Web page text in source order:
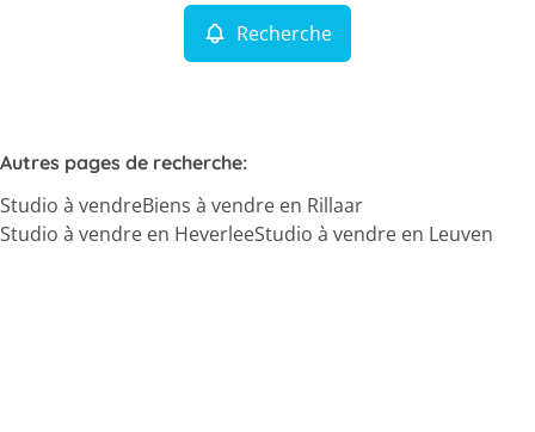
Max. budget
Recherche
Autres pages de recherche:
Studio à vendreBiens à vendre en Rillaar
Studio à vendre en HeverleeStudio à vendre en Leuven